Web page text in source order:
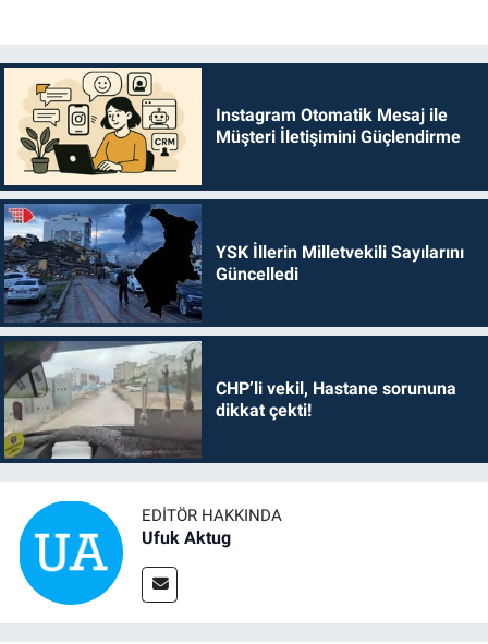
Instagram Otomatik Mesaj ile
Müşteri İletişimini Güçlendirme
YSK İllerin Milletvekili Sayılarını
Güncelledi
CHP’li vekil, Hastane sorununa
dikkat çekti!
EDITÖR HAKKINDA
Ufuk Aktug